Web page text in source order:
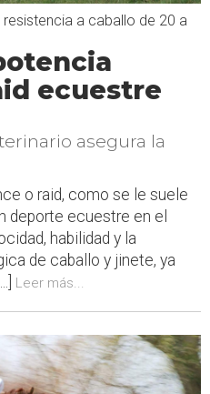
a caballo de 20 a
ecuestre
asegura la
o raid, como se le suele
deporte ecuestre en el
habilidad y la
de caballo y jinete, ya
Leer más...